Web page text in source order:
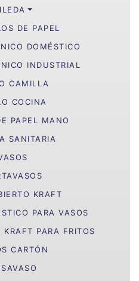
DE PAPEL
DOMÉSTICO
INDUSTRIAL
CAMILLA
COCINA
PAPEL MANO
SANITARIA
KRAFT
PARA VASOS
KRAFT PARA FRITOS
CARTÓN